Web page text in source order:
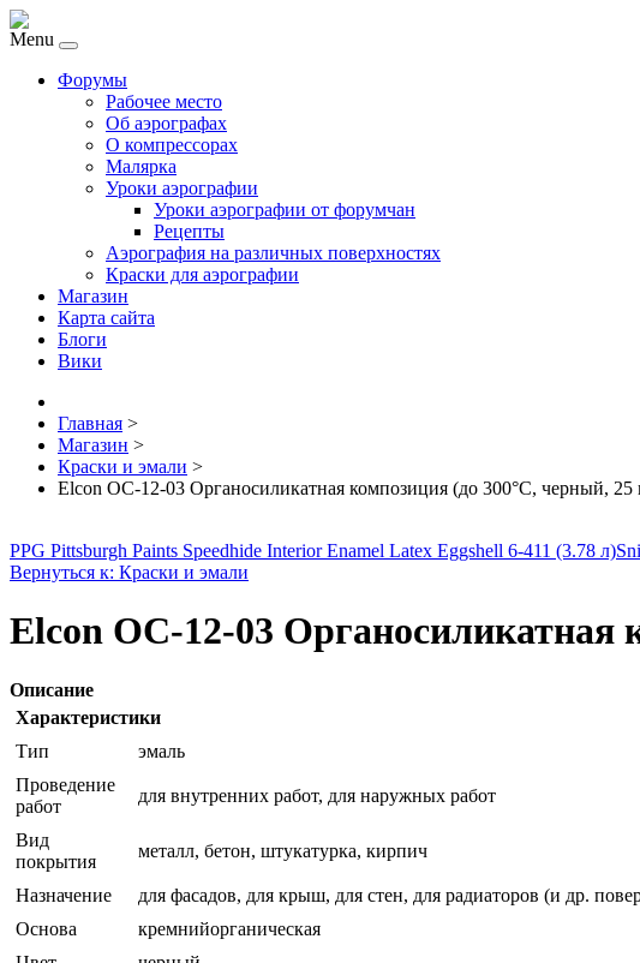
Menu
Форумы
Рабочее место
Об аэрографах
О компрессорах
Малярка
Уроки аэрографии
Уроки аэрографии от форумчан
Рецепты
Аэрография на различных поверхностях
Краски для аэрографии
Магазин
Карта сайта
Блоги
Вики
Главная >
Магазин >
Краски и эмали >
Elcon ОС-12-03 Органосиликатная композиция (до 300°C, черный, 25
PPG Pittsburgh Paints Speedhide Interior Enamel Latex Eggshell 6-411 (3.78 л)
Вернуться к: Краски и эмали
Elcon ОС-12-03 Органосиликатная
Описание
Характеристики
Тип
эмаль
Проведение
работ
для внутренних работ, для наружных работ
Вид
покрытия
металл, бетон, штукатурка, кирпич
Назначение
для фасадов, для крыш, для стен, для радиаторов (и др.
Основа
кремнийорганическая